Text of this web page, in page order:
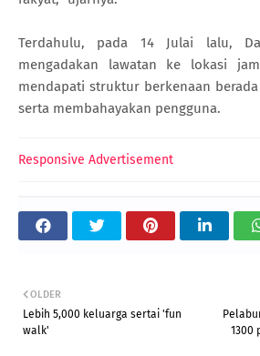
Terdahulu, pada 14 Julai lalu,
mengadakan lawatan ke lokasi
mendapati struktur berkenaan
serta membahayakan pengguna.
Responsive Advertisement
1300
OLDER
Lebih 5,000 keluarga sertai 'fun
walk'